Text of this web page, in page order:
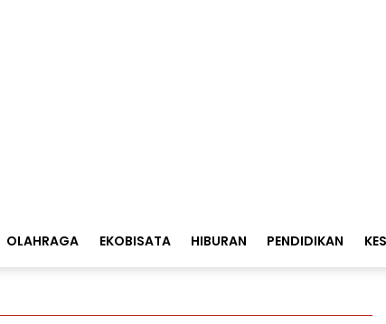
OLAHRAGA EKOBISATA HIBURAN PENDIDIKAN